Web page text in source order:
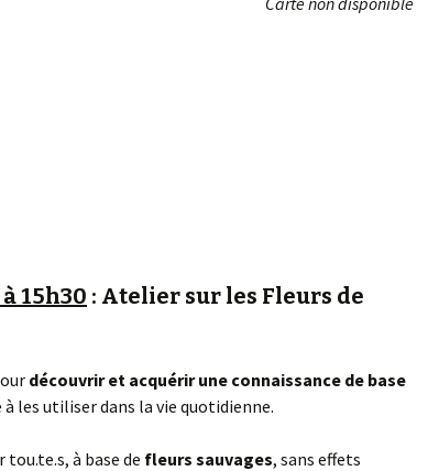
15h30 : Atelier sur les Fleurs de
découvrir et acquérir une connaissance de base
les utiliser dans la vie quotidienne.
à base de fleurs sauvages, sans effets